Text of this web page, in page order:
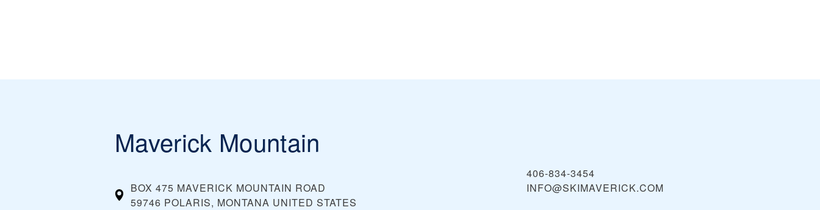
Maverick Mountain
BOX 475 MAVERICK MOUNTAIN ROAD
59746 POLARIS, MONTANA UNITED STATES
406-834-3454
INFO@SKIMAVERICK.COM